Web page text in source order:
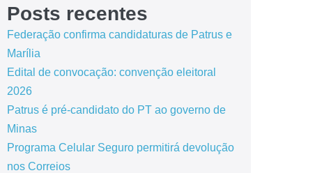
Posts recentes
Federação confirma candidaturas de Patrus e
Marília
Edital de convocação: convenção eleitoral
2026
Patrus é pré-candidato do PT ao governo de
Minas
Programa Celular Seguro permitirá devolução
nos Correios